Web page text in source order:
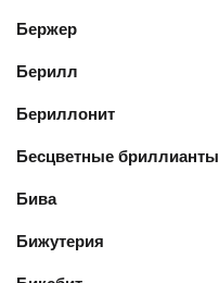
Бержер
Берилл
Бериллонит
Бесцветные бриллианты
Бива
Бижутерия